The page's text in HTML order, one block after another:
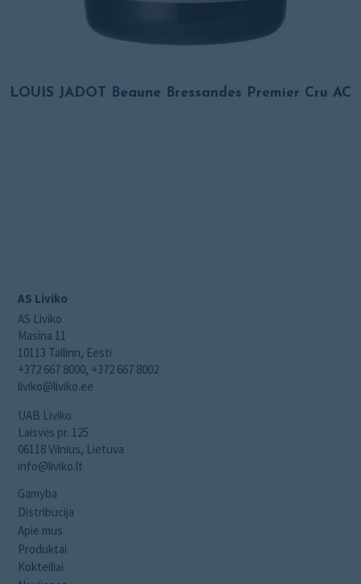
LOUIS JADOT Beaune Bressandes Premier Cru AC
AS Liviko
AS Liviko
Masina 11
10113 Tallinn, Eesti
+372 667 8000, +372 667 8002
liviko@liviko.ee
UAB Liviko
Laisvės pr. 125
06118 Vilnius, Lietuva
info@liviko.lt
Gamyba
Distribucija
Apie mus
Produktai
Kokteiliai